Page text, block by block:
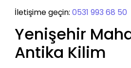
İletişime geçin: 0531 993 68 50
Yenişehir
Antika Kilim